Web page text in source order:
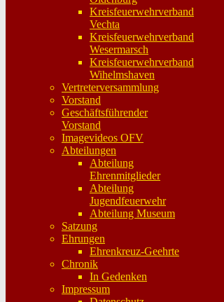
Kreisfeuerwehrverband
Vechta
Kreisfeuerwehrverband
Wesermarsch
Kreisfeuerwehrverband
Wihelmshaven
Vertreterversammlung
Vorstand
Geschäftsführender
Vorstand
Imagevideos OFV
Abteilungen
Abteilung
Ehrenmitglieder
Abteilung
Jugendfeuerwehr
Abteilung Museum
Satzung
Ehrungen
Ehrenkreuz-Geehrte
Chronik
In Gedenken
Impressum